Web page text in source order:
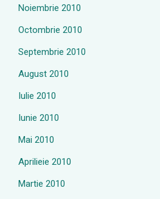
Noiembrie 2010
Octombrie 2010
Septembrie 2010
August 2010
Iulie 2010
Iunie 2010
Mai 2010
Aprilieie 2010
Martie 2010